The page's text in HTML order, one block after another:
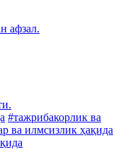
афзал.
#тажрибакорлик ва
ва илмсизлик ҳақида